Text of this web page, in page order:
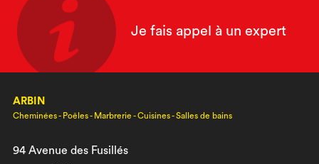
Je fais appel à un expert
ARBIN
Cheminées - Poêles - Marbrerie - Cuisines - Salles de bains
94 Avenue des Fusillés